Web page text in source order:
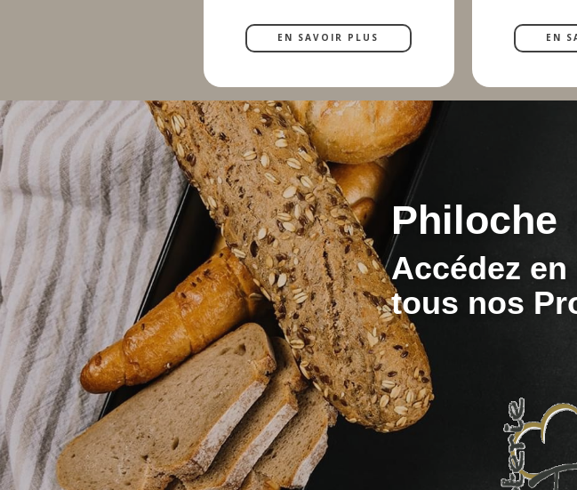
EN SAVOIR PLUS EN
Philoche
Accédez
tous nos